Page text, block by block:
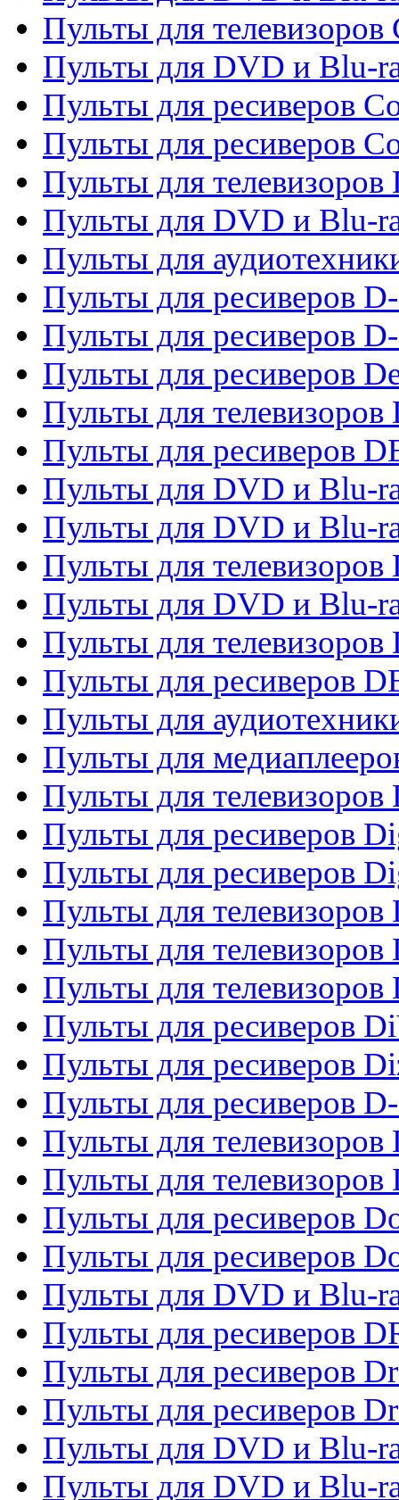
Пульты для телевизоров
Пульты для DVD и Blu-
Пульты для ресиверов
Пульты для ресиверов
Пульты для телевизоров
Пульты для DVD и Blu-
Пульты для
Пульты для ресиверов
Пульты для ресиверов
Пульты для ресиверов
Пульты для телевизоров
Пульты для ресиверов
Пульты для DVD и Blu-
Пульты для DVD и Blu-
Пульты для
Пульты для DVD и Blu-
Пульты для телевизоров
Пульты для ресиверов
Пульты для
Пульты для
Пульты для телевизоров
Пульты для ресиверов
Пульты для ресиверов
Пульты для
Пульты для
Пульты для телевизоров
Пульты для ресиверов
Пульты для ресиверов
Пульты для ресиверов
Пульты для телевизоров
Пульты для
Пульты для ресиверов
Пульты для ресиверов
Пульты для DVD и Blu-
Пульты для ресиверов
Пульты для ресиверов
Пульты для ресиверов
Пульты для DVD и Blu-
Пульты для DVD и Blu-